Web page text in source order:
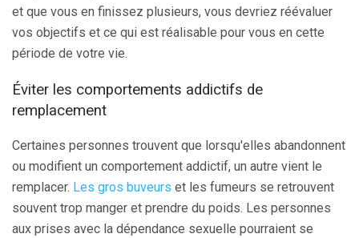
et que vous en finissez plusieurs, vous devriez réévaluer
vos objectifs et ce qui est réalisable pour vous en cette
période de votre vie.
Éviter les comportements addictifs de
remplacement
Certaines personnes trouvent que lorsqu'elles abandonnent
ou modifient un comportement addictif, un autre vient le
remplacer. Les gros buveurs et les fumeurs se retrouvent
souvent trop manger et prendre du poids. Les personnes
aux prises avec la dépendance sexuelle pourraient se